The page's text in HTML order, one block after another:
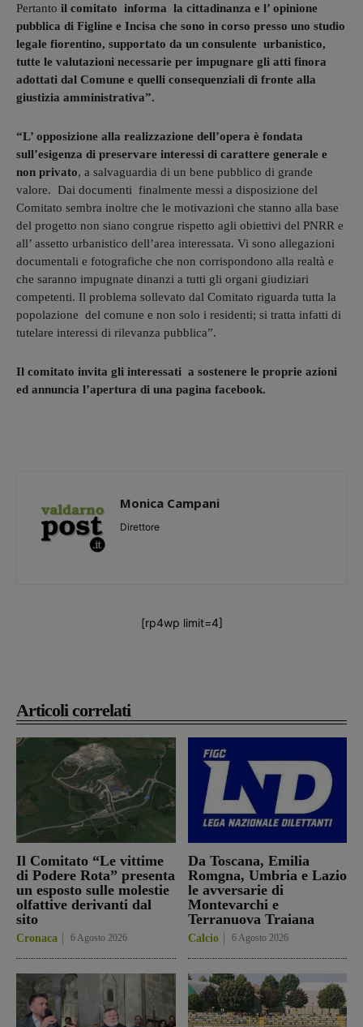
Articoli correlati
Il Comitato “Le vittime
di Podere Rota” presenta
un esposto sulle molestie
olfattive derivanti dal
sito
Cronaca 6 Agosto 2026
Da Toscana, Emilia
Romgna, Umbria e Lazio
le avversarie di
Montevarchi e
Terranuova Traiana
Calcio 6 Agosto 2026
Pertanto il comitato informa la cittadinanza e l’ opinione
pubblica di Figline e Incisa che sono in corso presso uno studio
legale fiorentino, supportato da un consulente urbanistico,
tutte le valutazioni necessarie per impugnare gli atti finora
adottati dal Comune e quelli consequenziali di fronte alla
giustizia amministrativa”.
“L’ opposizione alla realizzazione dell’opera è fondata
sull’esigenza di preservare interessi di carattere generale e
non privato, a salvaguardia di un bene pubblico di grande
valore. Dai documenti finalmente messi a disposizione del
Comitato sembra inoltre che le motivazioni che stanno alla base
del progetto non siano congrue rispetto agli obiettivi del PNRR e
all’ assetto urbanistico dell’area interessata. Vi sono allegazioni
documentali e fotografiche che non corrispondono alla realtà e
che saranno impugnate dinanzi a tutti gli organi giudiziari
competenti. Il problema sollevato dal Comitato riguarda tutta la
popolazione del comune e non solo i residenti; si tratta infatti di
tutelare interessi di rilevanza pubblica”.
Il comitato invita gli interessati a sostenere le proprie azioni
ed annuncia l’apertura di una pagina facebook.
Monica Campani
Direttore
[rp4wp limit=4]